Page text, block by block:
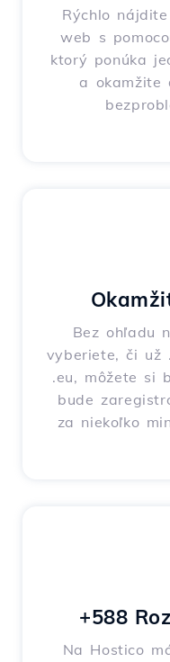
Rýchlo
web s
ktorý ponúka
a okamžite
Bez ohľadu
vyberiete, či už
.eu, môžete si
bude
za niekoľko
+588
Na Hostico